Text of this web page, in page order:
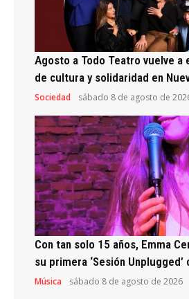
Agosto a Todo Teatro vuelve a
de cultura y solidaridad en
Sociedad sábado 8 de agosto de
Con tan solo 15 años, Emma
su primera ‘Sesión
Música sábado 8 de agosto de 2026